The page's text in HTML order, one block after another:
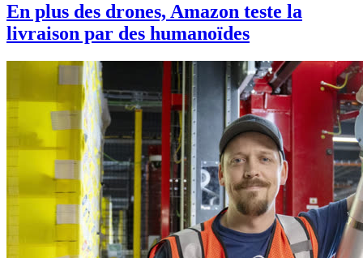
En plus des drones, Amazon teste la
livraison par des humanoïdes